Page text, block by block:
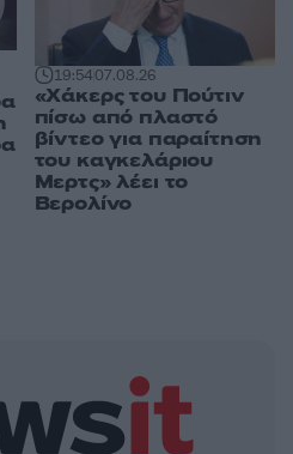
19:5407.08.26
«Χάκερς του Πούτιν
πίσω από πλαστό
βίντεο για παραίτηση
του καγκελάριου
Μερτς» λέει το
Βερολίνο